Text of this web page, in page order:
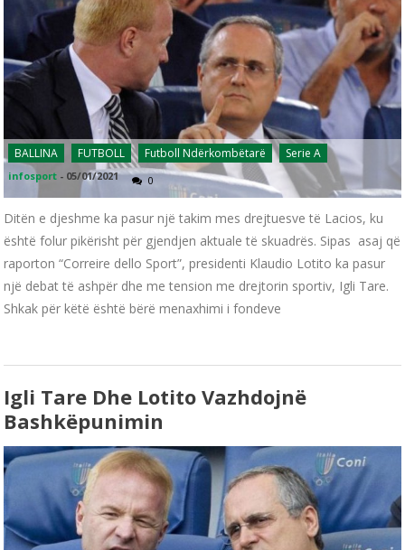
BALLINA FUTBOLL Futboll Ndërkombëtarë Serie A
infosport - 05/01/2021 0
Ditën e djeshme ka pasur një takim mes drejtuesve të Lacios, ku
është folur pikërisht për gjendjen aktuale të skuadrës. Sipas asaj që
raporton “Correire dello Sport”, presidenti Klaudio Lotito ka pasur
një debat të ashpër dhe me tension me drejtorin sportiv, Igli Tare.
Shkak për këtë është bërë menaxhimi i fondeve
Igli Tare Dhe Lotito Vazhdojnë
Bashkëpunimin